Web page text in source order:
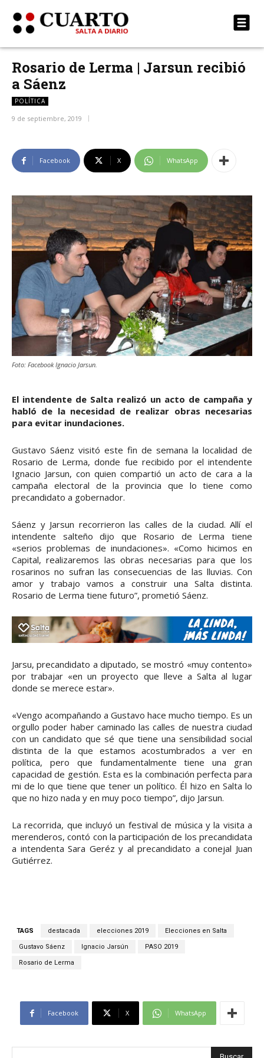
Rosario de Lerma | Jarsun recibió
a Sáenz
POLÍTICA
9 de septiembre, 2019
Facebook X WhatsApp
Foto: Facebook Ignacio Jarsun.
El intendente de Salta realizó un acto de campaña y
habló de la necesidad de realizar obras necesarias
para evitar inundaciones.
Gustavo Sáenz visitó este fin de semana la localidad de
Rosario de Lerma, donde fue recibido por el intendente
Ignacio Jarsun, con quien compartió un acto de cara a la
campaña electoral de la provincia que lo tiene como
precandidato a gobernador.
Sáenz y Jarsun recorrieron las calles de la ciudad. Allí el
intendente salteño dijo que Rosario de Lerma tiene
«serios problemas de inundaciones». «Como hicimos en
Capital, realizaremos las obras necesarias para que los
rosarinos no sufran las consecuencias de las lluvias. Con
amor y trabajo vamos a construir una Salta distinta.
Rosario de Lerma tiene futuro”, prometió Sáenz.
Jarsu, precandidato a diputado, se mostró «muy contento»
por trabajar «en un proyecto que lleve a Salta al lugar
donde se merece estar».
«Vengo acompañando a Gustavo hace mucho tiempo. Es un
orgullo poder haber caminado las calles de nuestra ciudad
con un candidato que sé que tiene una sensibilidad social
distinta de la que estamos acostumbrados a ver en
política, pero que fundamentalmente tiene una gran
capacidad de gestión. Esta es la combinación perfecta para
mi de lo que tiene que tener un político. Él hizo en Salta lo
que no hizo nada y en muy poco tiempo”, dijo Jarsun.
La recorrida, que incluyó un festival de música y la visita a
merenderos, contó con la participación de los precandidata
a intendenta Sara Geréz y al precandidato a conejal Juan
Gutiérrez.
TAGS destacada elecciones 2019 Elecciones en Salta
Gustavo Sáenz Ignacio Jarsún PASO 2019
Rosario de Lerma
Facebook X WhatsApp